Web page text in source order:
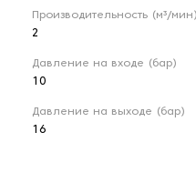
Производительность (м³/мин)
2
Давление на входе (бар)
10
Давление на выходе (бар)
16